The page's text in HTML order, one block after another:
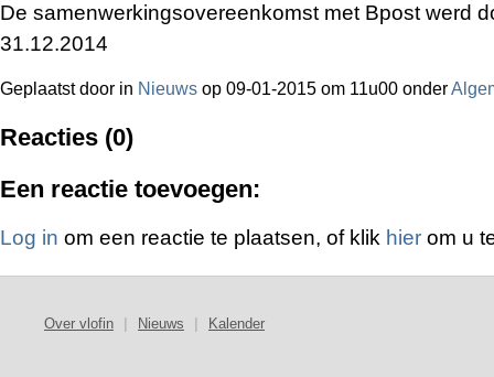
De samenwerkingsovereenkomst met Bpost werd
31.12.2014
Geplaatst door in Nieuws op 09-01-2015 om 11u00 onder
Reacties (0)
Een reactie toevoegen:
Log in om een reactie te plaatsen, of klik hier om u
Over vlofin Nieuws Kalender